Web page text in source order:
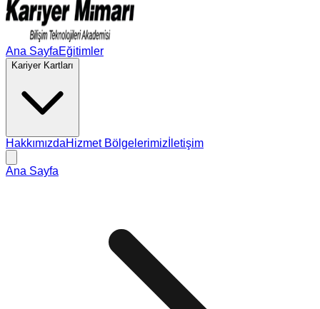
Ana SayfaEğitimler
Kariyer Kartları
HakkımızdaHizmet Bölgelerimiz İletişim
Ana Sayfa